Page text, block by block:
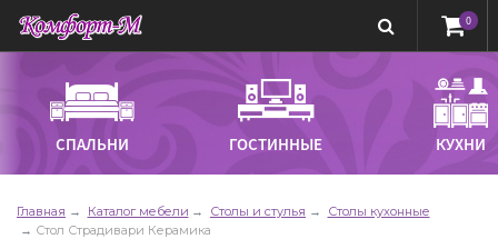
0
СПАЛЬНИ ГОСТИННЫЕ КУХНИ
Главная Каталог мебели Столы и стулья
Столы кухонные
Стол Страдивари Керамика